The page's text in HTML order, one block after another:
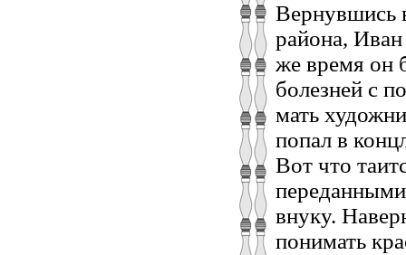
Вернувшись
района, Иван
же время он
болезней с
мать
попал в
Вот что
внуку.
понимать